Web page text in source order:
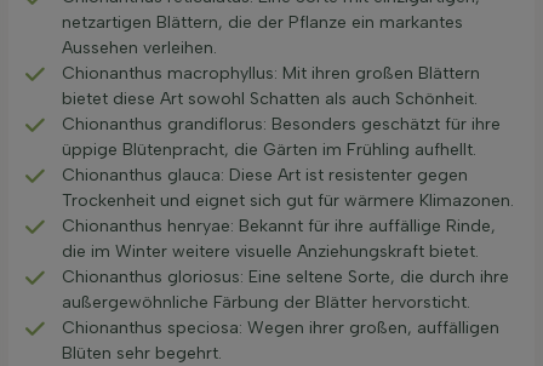
netzartigen Blättern, die der Pflanze ein markantes
Aussehen verleihen.
Chionanthus macrophyllus: Mit ihren großen Blättern
bietet diese Art sowohl Schatten als auch Schönheit.
Chionanthus grandiflorus: Besonders geschätzt für ihre
üppige Blütenpracht, die Gärten im Frühling aufhellt.
Chionanthus glauca: Diese Art ist resistenter gegen
Trockenheit und eignet sich gut für wärmere Klimazonen.
Chionanthus henryae: Bekannt für ihre auffällige Rinde,
die im Winter weitere visuelle Anziehungskraft bietet.
Chionanthus gloriosus: Eine seltene Sorte, die durch ihre
außergewöhnliche Färbung der Blätter hervorsticht.
Chionanthus speciosa: Wegen ihrer großen, auffälligen
Blüten sehr begehrt.